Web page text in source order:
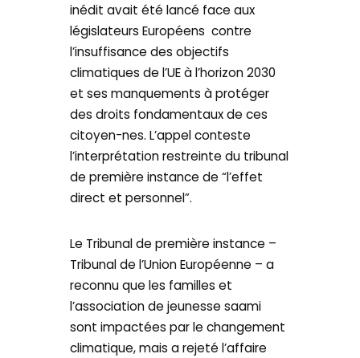
inédit avait été lancé face aux
législateurs Européens contre
l’insuffisance des objectifs
climatiques de l’UE à l’horizon 2030
et ses manquements à protéger
des droits fondamentaux de ces
citoyen-nes. L’appel conteste
l’interprétation restreinte du tribunal
de première instance de “l’effet
direct et personnel”.
Le Tribunal de première instance –
Tribunal de l’Union Européenne – a
reconnu que les familles et
l’association de jeunesse saami
sont impactées par le changement
climatique, mais a rejeté l’affaire